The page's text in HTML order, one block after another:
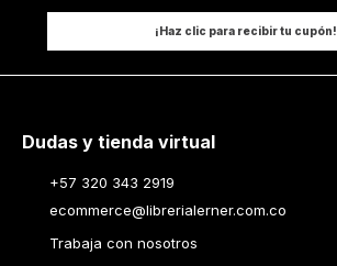
¡Haz clic para recibir tu cupón!
Dudas y tienda virtual
+57 320 343 2919
ecommerce@librerialerner.com.co
Trabaja con nosotros